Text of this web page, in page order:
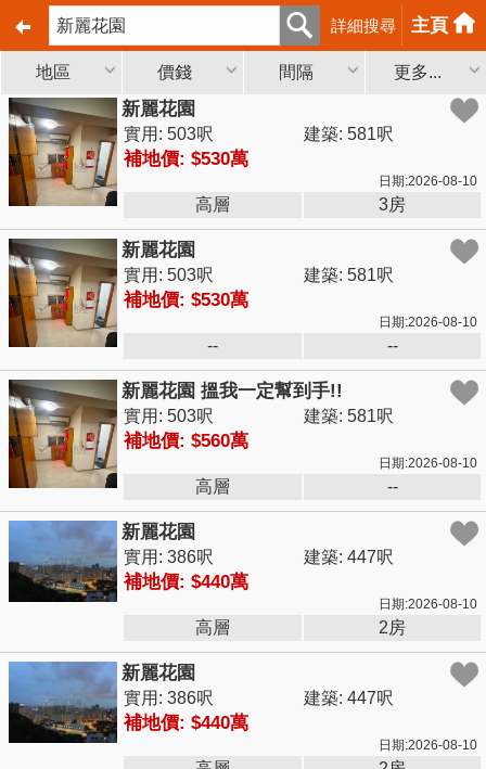
詳細搜尋 主頁
地區 價錢 間隔 更多...
新麗花園
實用: 503呎 建築: 581呎
補地價: $530萬
日期:2026-08-10
高層 3房
新麗花園
實用: 503呎 建築: 581呎
補地價: $530萬
日期:2026-08-10
-- --
新麗花園 搵我一定幫到手!!
實用: 503呎 建築: 581呎
補地價: $560萬
日期:2026-08-10
高層 --
新麗花園
實用: 386呎 建築: 447呎
補地價: $440萬
日期:2026-08-10
高層 2房
新麗花園
實用: 386呎 建築: 447呎
補地價: $440萬
日期:2026-08-10